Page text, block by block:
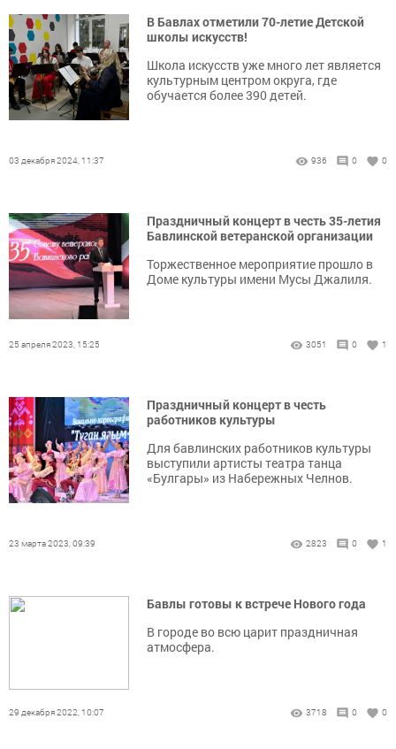
В Бавлах отметили 70-летие Детской
школы искусств!
Школа искусств уже много лет является
культурным центром округа, где
обучается более 390 детей.
03 декабря 2024, 11:37 936 0 0
Праздничный концерт в честь 35-летия
Бавлинской ветеранской организации
Торжественное мероприятие прошло в
Доме культуры имени Мусы Джалиля.
25 апреля 2023, 15:25 3051 0 1
Праздничный концерт в честь
работников культуры
Для бавлинских работников культуры
выступили артисты театра танца
«Булгары» из Набережных Челнов.
23 марта 2023, 09:39 2823 0 1
Бавлы готовы к встрече Нового года
В городе во всю царит праздничная
атмосфера.
29 декабря 2022, 10:07 3718 0 0